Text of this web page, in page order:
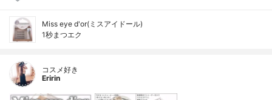
Miss eye d'or(ミスアイドール)
1秒まつエク
コスメ好き
Eririn